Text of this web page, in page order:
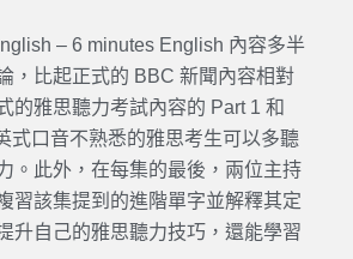
– 6 minutes English 內容多半
，比起正式的 BBC 新聞內容相對
的雅思聽力考試內容的 Part 1 和
式口音不熟悉的雅思考生可以多聽
。此外，在每集的最後，兩位主持
習該集提到的進階單字並解釋其定
升自己的雅思聽力技巧，還能學習